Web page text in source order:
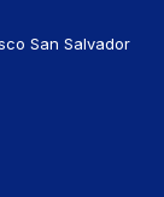
San Salvador